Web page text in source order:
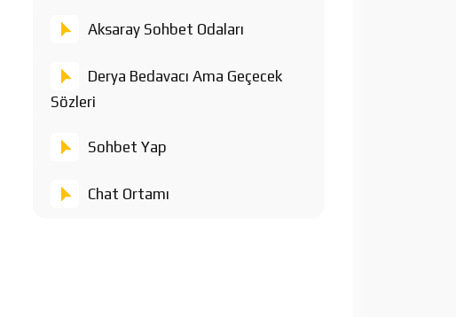
Aksaray Sohbet Odaları
Derya Bedavacı Ama Geçecek
Sözleri
Sohbet Yap
Chat Ortamı